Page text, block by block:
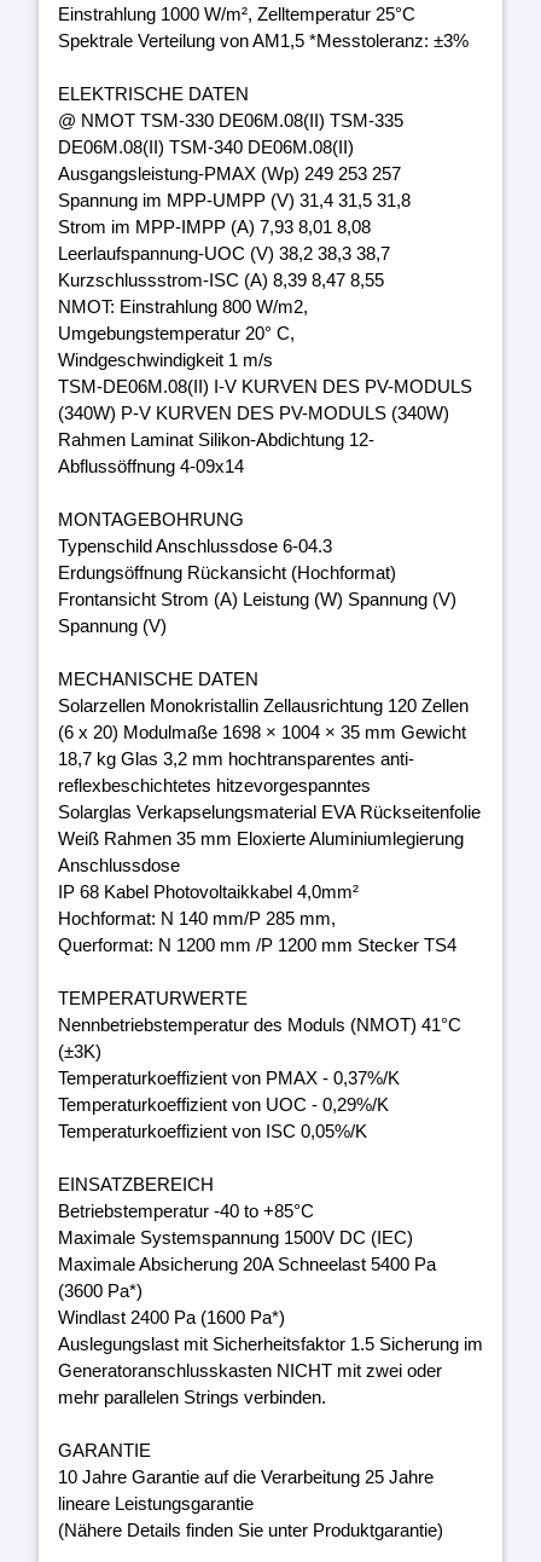
Einstrahlung 1000 W/m², Zelltemperatur 25°C
Spektrale Verteilung von AM1,5 *Messtoleranz: ±3%
ELEKTRISCHE DATEN
@ NMOT TSM-330 DE06M.08(II) TSM-335
DE06M.08(II) TSM-340 DE06M.08(II)
Ausgangsleistung-PMAX (Wp) 249 253 257
Spannung im MPP-UMPP (V) 31,4 31,5 31,8
Strom im MPP-IMPP (A) 7,93 8,01 8,08
Leerlaufspannung-UOC (V) 38,2 38,3 38,7
Kurzschlussstrom-ISC (A) 8,39 8,47 8,55
NMOT: Einstrahlung 800 W/m2,
Umgebungstemperatur 20° C,
Windgeschwindigkeit 1 m/s
TSM-DE06M.08(II) I-V KURVEN DES PV-MODULS
(340W) P-V KURVEN DES PV-MODULS (340W)
Rahmen Laminat Silikon-Abdichtung 12-
Abflussöffnung 4-09x14
MONTAGEBOHRUNG
Typenschild Anschlussdose 6-04.3
Erdungsöffnung Rückansicht (Hochformat)
Frontansicht Strom (A) Leistung (W) Spannung (V)
Spannung (V)
MECHANISCHE DATEN
Solarzellen Monokristallin Zellausrichtung 120 Zellen
(6 x 20) Modulmaße 1698 × 1004 × 35 mm Gewicht
18,7 kg Glas 3,2 mm hochtransparentes anti-
reflexbeschichtetes hitzevorgespanntes
Solarglas Verkapselungsmaterial EVA Rückseitenfolie
Weiß Rahmen 35 mm Eloxierte Aluminiumlegierung
Anschlussdose
IP 68 Kabel Photovoltaikkabel 4,0mm²
Hochformat: N 140 mm/P 285 mm,
Querformat: N 1200 mm /P 1200 mm Stecker TS4
TEMPERATURWERTE
Nennbetriebstemperatur des Moduls (NMOT) 41°C
(±3K)
Temperaturkoeffizient von PMAX - 0,37%/K
Temperaturkoeffizient von UOC - 0,29%/K
Temperaturkoeffizient von ISC 0,05%/K
EINSATZBEREICH
Betriebstemperatur -40 to +85°C
Maximale Systemspannung 1500V DC (IEC)
Maximale Absicherung 20A Schneelast 5400 Pa
(3600 Pa*)
Windlast 2400 Pa (1600 Pa*)
Auslegungslast mit Sicherheitsfaktor 1.5 Sicherung im
Generatoranschlusskasten NICHT mit zwei oder
mehr parallelen Strings verbinden.
GARANTIE
10 Jahre Garantie auf die Verarbeitung 25 Jahre
lineare Leistungsgarantie
(Nähere Details finden Sie unter Produktgarantie)